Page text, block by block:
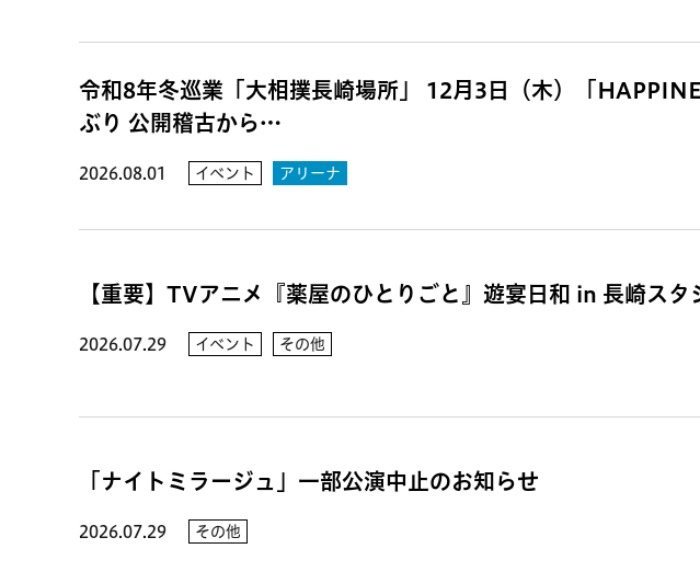
令和8年冬巡業「大相撲長崎場所」 12月3日（木）「
ぶり 公開稽古から…
2026.08.01 イベント アリーナ
【重要】TVアニメ『薬屋のひとりごと』遊宴日和 in 長崎ス
2026.07.29 イベント その他
「ナイトミラージュ」一部公演中止のお知らせ
2026.07.29 その他